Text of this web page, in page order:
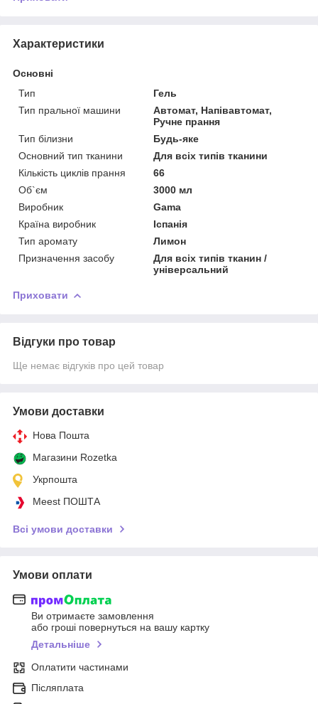
Характеристики
Основні
Тип
Гель
Тип пральної машини
Автомат, Напівавтомат,
Ручне прання
Тип білизни
Будь-яке
Основний тип тканини
Для всіх типів тканини
Кількість циклів прання
66
Об`єм
3000 мл
Виробник
Gama
Країна виробник
Іспанія
Тип аромату
Лимон
Призначення засобу
Для всіх типів тканин /
універсальний
Приховати
Відгуки про товар
Ще немає відгуків про цей товар
Умови доставки
Нова Пошта
Магазини Rozetka
Укрпошта
Meest ПОШТА
Всі умови доставки
Умови оплати
Ви отримаєте замовлення
або гроші повернуться на вашу картку
Детальніше
Оплатити частинами
Післяплата